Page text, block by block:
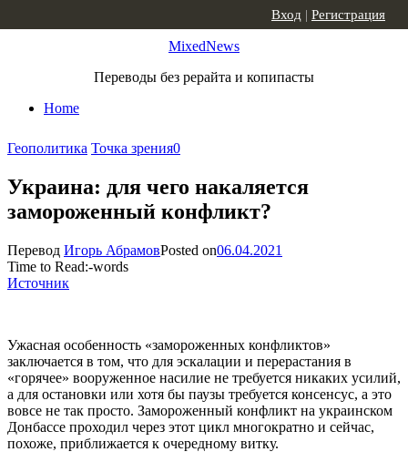
MixedNews
Переводы без рерайта и копипасты
Home
Вход | Регистрация
Геополитика Точка зрения0
Украина: для чего накаляется
замороженный конфликт?
Перевод Игорь АбрамовPosted on06.04.2021
Time to Read:-words
Источник
Ужасная особенность «замороженных конфликтов»
заключается в том, что для эскалации и перерастания в
«горячее» вооруженное насилие не требуется никаких усилий,
а для остановки или хотя бы паузы требуется консенсус, а это
вовсе не так просто. Замороженный конфликт на украинском
Донбассе проходил через этот цикл многократно и сейчас,
похоже, приближается к очередному витку.